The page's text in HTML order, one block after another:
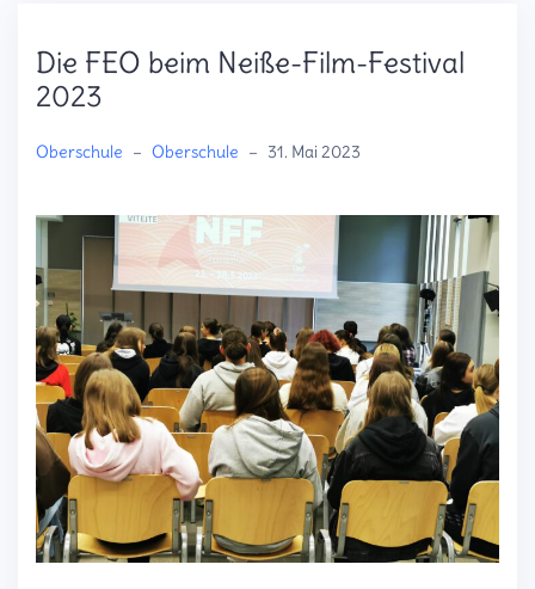
Die FEO beim Neiße-Film-Festival
2023
Oberschule – Oberschule – 31. Mai 2023